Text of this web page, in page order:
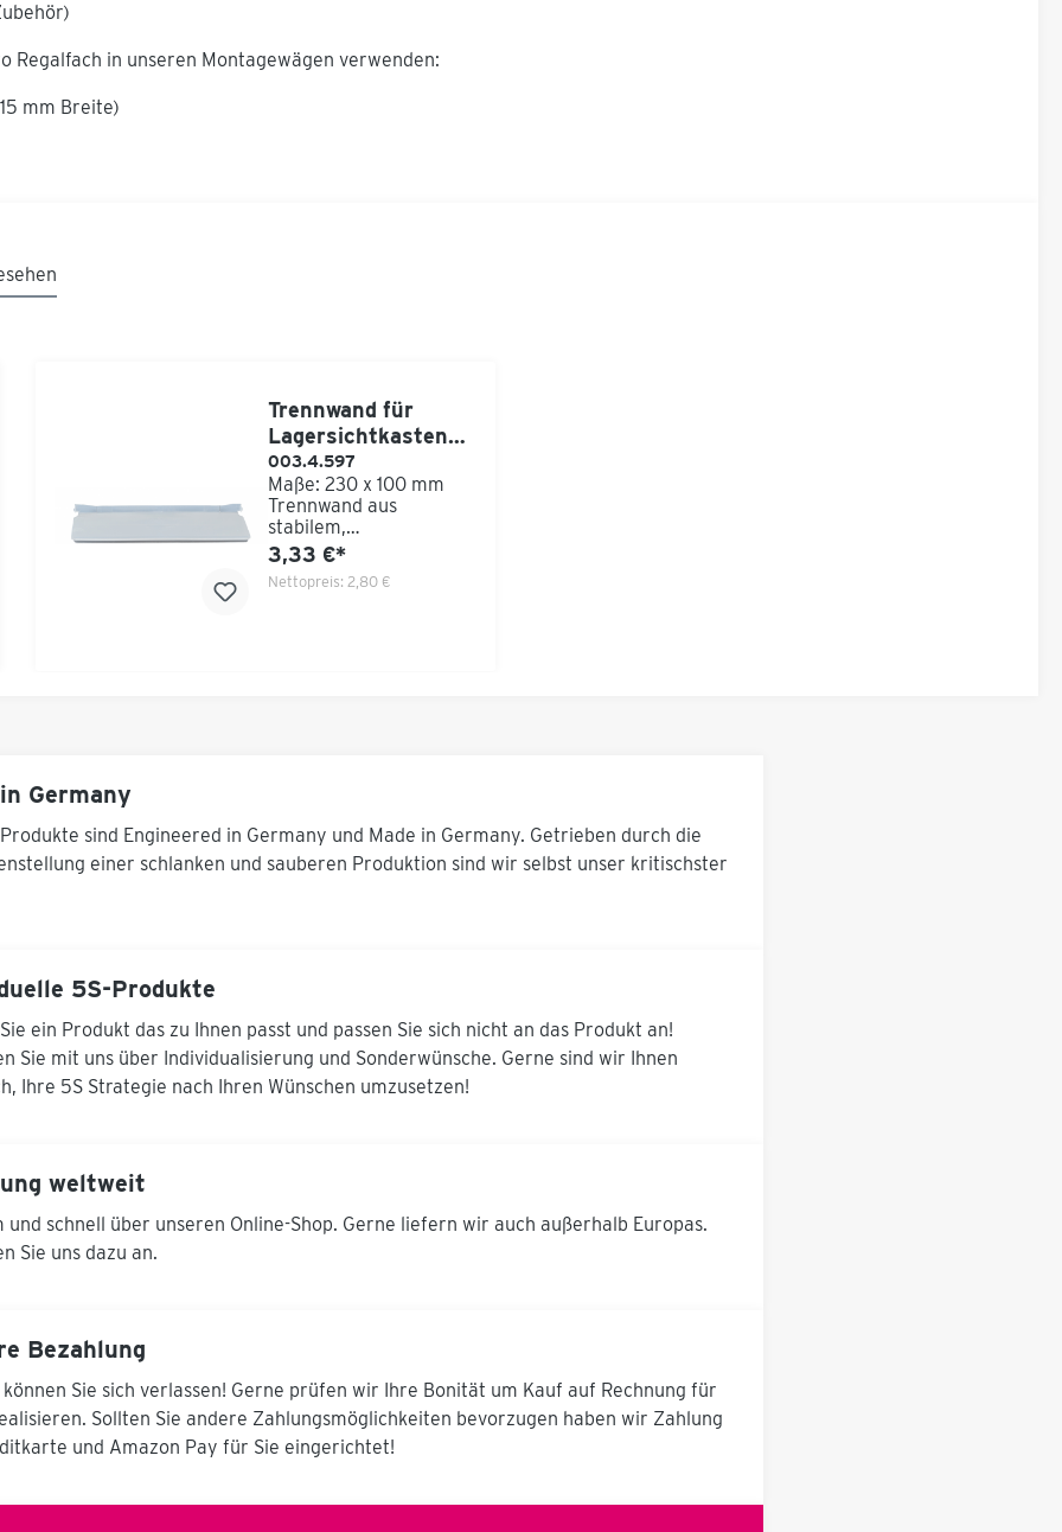
Regalfach in unseren Montagewägen verwenden:
mm Breite)
Trennwand für
Lagersichtkasten
230x100 mm
003.4.597
Maße: 230 x 100 mm
Trennwand aus
stabilem,
transparentem
Kunststoff ergänzt ideal
den Lagersichtkasten
3,33 €*
Nettopreis: 2,80 €
Germany
sind Engineered in Germany und Made in Germany. Getrieben durch die
einer schlanken und sauberen Produktion sind wir selbst unser kritischster
5S-Produkte
ein Produkt das zu Ihnen passt und passen Sie sich nicht an das Produkt an!
Sie mit uns über Individualisierung und Sonderwünsche. Gerne sind wir Ihnen
Ihre 5S Strategie nach Ihren Wünschen umzusetzen!
weltweit
und schnell über unseren Online-Shop. Gerne liefern wir auch außerhalb Europas.
Sie uns dazu an.
Bezahlung
können Sie sich verlassen! Gerne prüfen wir Ihre Bonität um Kauf auf Rechnung für
Sollten Sie andere Zahlungsmöglichkeiten bevorzugen haben wir Zahlung
und Amazon Pay für Sie eingerichtet!